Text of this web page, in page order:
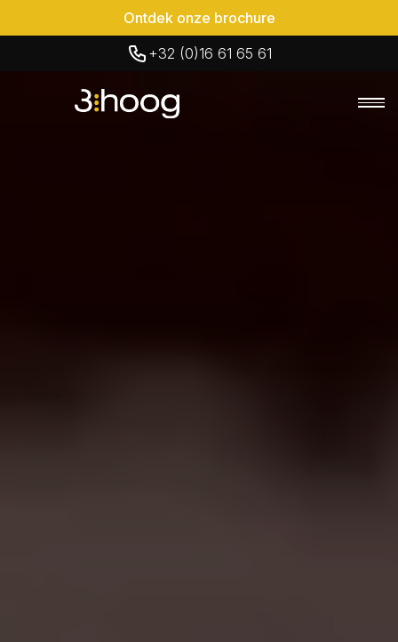
Ontdek onze brochure
+32 (0)16 61 65 61